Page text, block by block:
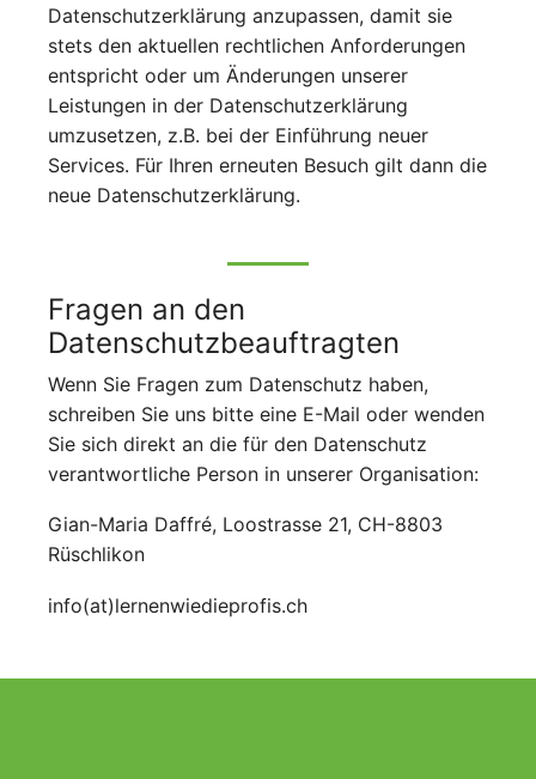
Datenschutzerklärung anzupassen, damit sie
stets den aktuellen rechtlichen Anforderungen
entspricht oder um Änderungen unserer
Leistungen in der Datenschutzerklärung
umzusetzen, z.B. bei der Einführung neuer
Services. Für Ihren erneuten Besuch gilt dann die
neue Datenschutzerklärung.
Fragen an den
Datenschutzbeauftragten
Wenn Sie Fragen zum Datenschutz haben,
schreiben Sie uns bitte eine E-Mail oder wenden
Sie sich direkt an die für den Datenschutz
verantwortliche Person in unserer Organisation:
Gian-Maria Daffré, Loostrasse 21, CH-8803
Rüschlikon
info(at)lernenwiedieprofis.ch